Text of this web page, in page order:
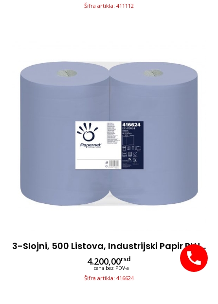
Šifra artikla: 411112
3-Slojni, 500 Listova, Industrijski Papir BLUE, 2 Rolne,
4.200,00rsd
cena bez PDV-a
Šifra artikla: 416624